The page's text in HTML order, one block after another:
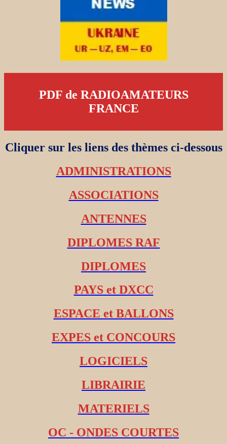
PDF de RADIOAMATEURS
FRANCE
Cliquer sur les liens des thèmes ci-dessous
ADMINISTRATIONS
ASSOCIATIONS
ANTENNES
DIPLOMES RAF
DIPLOMES
PAYS et DXCC
ESPACE et BALLONS
EXPES et CONCOURS
LOGICIELS
LIBRAIRIE
MATERIELS
OC - ONDES COURTES